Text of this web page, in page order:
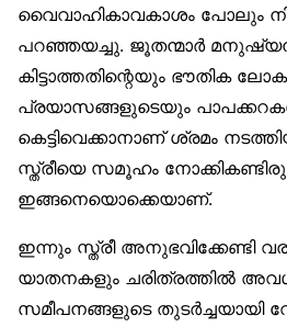
വൈവാഹികാവകാശം പോലും
പറഞ്ഞയച്ചു. ജൂതന്മാർ
കിട്ടാത്തതിന്റെയും ഭൗതിക
പ്രയാസങ്ങളുടെയും
കെട്ടിവെക്കാനാണ് ശ്രമം
സ്ത്രീയെ സമൂഹം
ഇങ്ങനെയൊക്കെയാണ്.
ഇന്നും സ്ത്രീ അനുഭവിക്കേണ്ടി
യാതനകളും ചരിത്രത്തിൽ അവൾ
സമീപനങ്ങളുടെ തുടർച്ചയായി